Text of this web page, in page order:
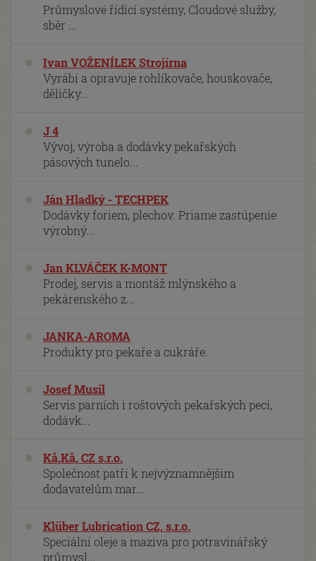
Průmyslové řídicí systémy, Cloudové služby,
sběr ...
Ivan VOŽENÍLEK Strojírna
Vyrábí a opravuje rohlíkovače, houskovače,
děličky...
J 4
Vývoj, výroba a dodávky pekařských
pásových tunelo...
Ján Hladký - TECHPEK
Dodávky foriem, plechov. Priame zastúpenie
výrobný...
Jan KLVÁČEK K-MONT
Prodej, servis a montáž mlýnského a
pekárenského z...
JANKA-AROMA
Produkty pro pekaře a cukráře.
Josef Musil
Servis parních i roštových pekařských pecí,
dodávk...
Kå,Kå, CZ s.r.o.
Společnost patří k nejvýznamnějším
dodavatelům mar...
Klüber Lubrication CZ, s.r.o.
Speciální oleje a maziva pro potravinářský
průmysl...